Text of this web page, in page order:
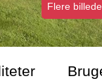
Flere